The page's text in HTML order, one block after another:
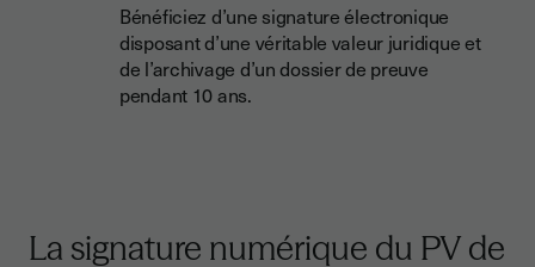
Bénéficiez d’une signature électronique
disposant d’une véritable valeur juridique et
de l’archivage d’un dossier de preuve
pendant 10 ans.
La signature numérique du PV de